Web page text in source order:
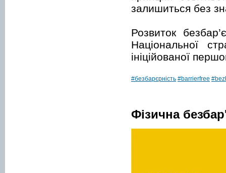
залишиться без
Розвиток
Національної
ініційованої
#безбарєрність #barrierfree
Фізична